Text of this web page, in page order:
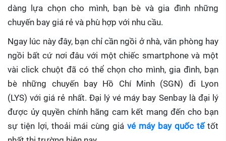
dàng lựa chọn cho mình, bạn bè và gia đình những
chuyến bay giá rẻ và phù hợp với nhu cầu.
Ngay lúc này đây, bạn chỉ cần ngồi ở nhà, văn phòng hay
ngồi bất cứ nơi đâu với một chiếc smartphone và một
vài click chuột đã có thể chọn cho mình, gia đình, bạn
bè những chuyến bay Hồ Chí Minh (SGN) đi Lyon
(LYS) với giá rẻ nhất. Đại lý vé máy bay Senbay là đại lý
được ủy quyền chính hãng cam kết mang đến cho bạn
sự tiện lợi, thoải mái cùng giá vé máy bay quốc tế tốt